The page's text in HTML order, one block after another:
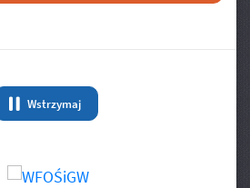
Wstrzymaj
animację Banery/Logo